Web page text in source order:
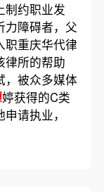
制约职业发
力障碍者，父
职重庆华代律
律所的帮助
，被众多媒体
婷获得的C类
请执业，